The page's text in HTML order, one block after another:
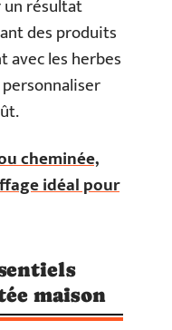
résultat
des produits
avec les herbes
cheminée,
idéal pour
maison